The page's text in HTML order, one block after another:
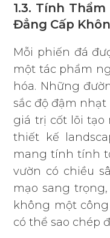
1.3. Tính
Đẳng Cấp
Mỗi phiến đá
một tác phẩm
hóa. Những
sắc độ đậm
giá trị cốt lõi tạo
thiết kế
mang tính tính
vườn có chiều
mạo sang
không một
có thể sao chép